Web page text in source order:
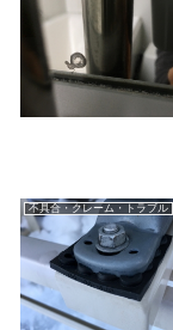
不具合・クレーム・トラブル